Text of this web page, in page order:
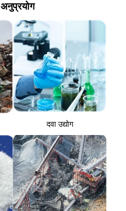
अनुप्रयोग
दवा उद्योग